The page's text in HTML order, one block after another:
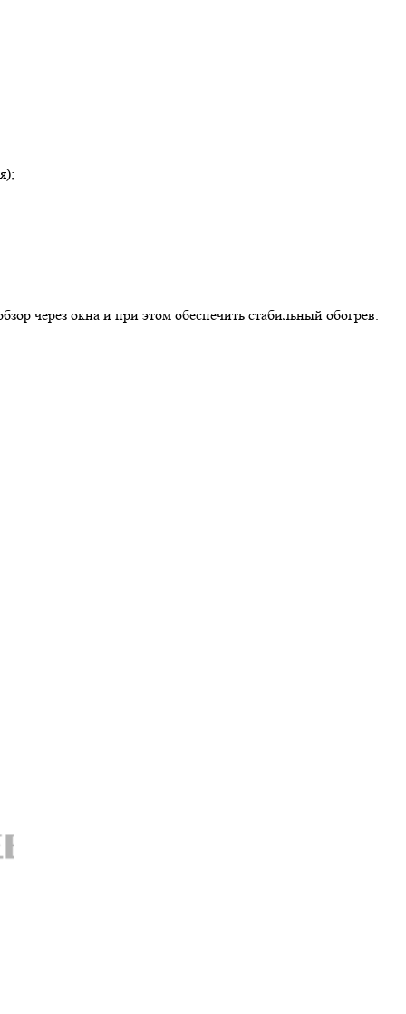
через окна и при этом обеспечить стабильный обогрев.